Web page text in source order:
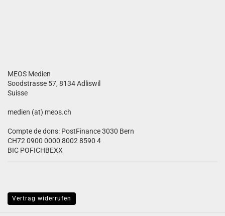
MEOS Medien
Soodstrasse 57, 8134 Adliswil
Suisse
medien (at) meos.ch
Compte de dons: PostFinance 3030 Bern
CH72 0900 0000 8002 8590 4
BIC POFICHBEXX
Vertrag widerrufen